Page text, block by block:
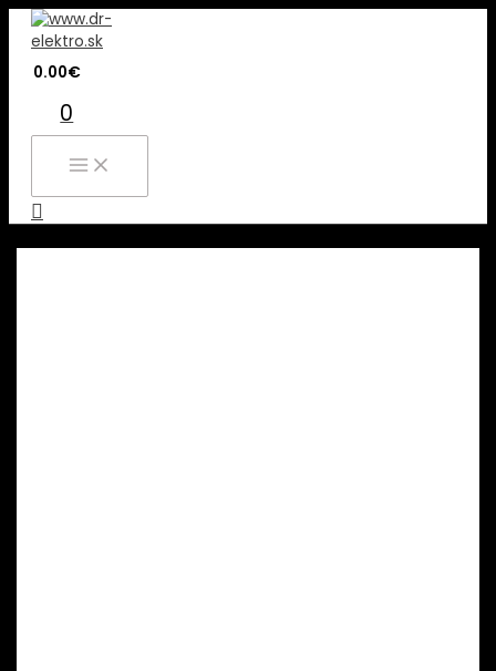
Preskočiť
obsah
0.00€
0
MAIN
MENU
Hľadať